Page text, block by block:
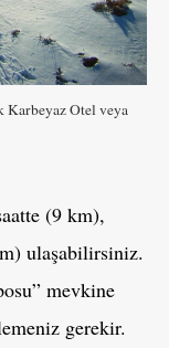
Karbeyaz Otel veya
(9 km),
ulaşabilirsiniz.
mevkine
gerekir.